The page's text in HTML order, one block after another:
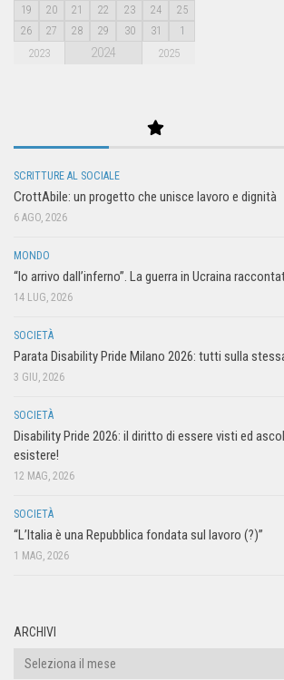
19
20 21 22 23 24
25
26
27 28 29 30 31 1
2023 2024 2025
SCRITTURE AL SOCIALE
CrottAbile: un progetto che unisce lavoro e dignità
6 AGO, 2026
MONDO
“Io arrivo dall’inferno”. La guerra in Ucraina
14 LUG, 2026
SOCIETÀ
Parata Disability Pride Milano 2026: tutti sulla
3 GIU, 2026
SOCIETÀ
Disability Pride 2026: il diritto di essere visti ed
esistere!
12 MAG, 2026
SOCIETÀ
“L’Italia è una Repubblica fondata sul lavoro (?)”
1 MAG, 2026
ARCHIVI